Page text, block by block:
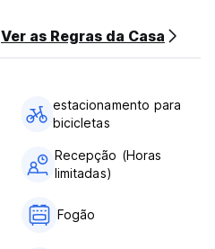
Ver as Regras da Casa
estacionamento para
bicicletas
Recepção (Horas
limitadas)
Fogão